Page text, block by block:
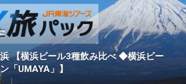
【横浜ビール3種飲み比べ ◆横浜ビー
「UMAYA」】